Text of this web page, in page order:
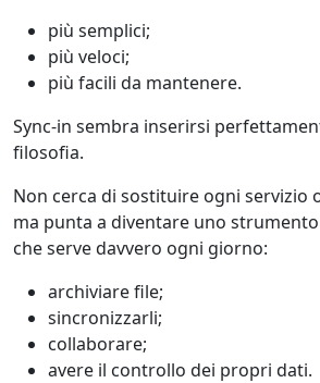
più semplici;
più veloci;
più facili da mantenere.
Sync-in sembra inserirsi
filosofia.
Non cerca di sostituire ogni servizio
ma punta a diventare uno
che serve davvero ogni giorno:
archiviare file;
sincronizzarli;
collaborare;
avere il controllo dei propri dati.